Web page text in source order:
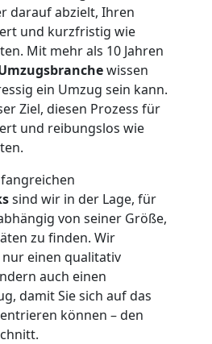
darauf abzielt, Ihren
und kurzfristig wie
Mit mehr als 10 Jahren
wissen
ein Umzug sein kann.
Ziel, diesen Prozess für
und reibungslos wie
sind wir in der Lage, für
von seiner Größe,
zu finden. Wir
einen qualitativ
auch einen
damit Sie sich auf das
können – den